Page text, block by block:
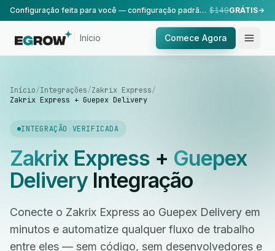
Configuração feita para você — configuração padrão, realizada pela nossa equipe. $149GRÁTIS
Início Comece Agora
Início/Integrações/Zakrix Express/
Zakrix Express + Guepex Delivery
INTEGRAÇÃO VERIFICADA
Zakrix Express+ Guepex
DeliveryIntegração
Conecte o Zakrix Express ao Guepex Delivery em
minutos e automatize qualquer fluxo de trabalho
entre eles — sem código, sem desenvolvedores e